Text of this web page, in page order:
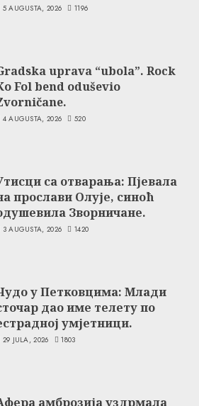
5 AUGUSTA, 2026 1196
uprava “ubola”. Rock
Fol bend oduševio
4 AUGUSTA, 2026 520
са отварања: Пјевала
прослави Олује, синоћ
Зворничане.
3 AUGUSTA, 2026 1420
у Петковцима: Млади
дао име телету по
умјетници.
29 JULA, 2026 1803
амброзија уздрмала